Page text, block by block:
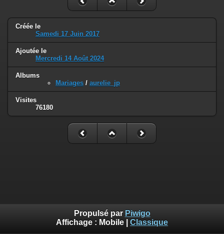
Créée le
Samedi 17 Juin 2017
Ajoutée le
Mercredi 14 Août 2024
Albums
Mariages / aurelie_jp
Visites
76180
Propulsé par Piwigo
Affichage : Mobile Classique